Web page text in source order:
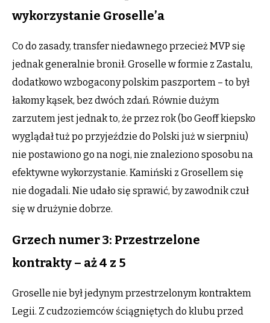
wykorzystanie Groselle’a
Co do zasady, transfer niedawnego przecież MVP się
jednak generalnie bronił. Groselle w formie z Zastalu,
dodatkowo wzbogacony polskim paszportem – to był
łakomy kąsek, bez dwóch zdań. Równie dużym
zarzutem jest jednak to, że przez rok (bo Geoff kiepsko
wyglądał tuż po przyjeździe do Polski już w sierpniu)
nie postawiono go na nogi, nie znaleziono sposobu na
efektywne wykorzystanie. Kamiński z Grosellem się
nie dogadali. Nie udało się sprawić, by zawodnik czuł
się w drużynie dobrze.
Grzech numer 3: Przestrzelone
kontrakty – aż 4 z 5
Groselle nie był jedynym przestrzelonym kontraktem
Legii. Z cudzoziemców ściągniętych do klubu przed